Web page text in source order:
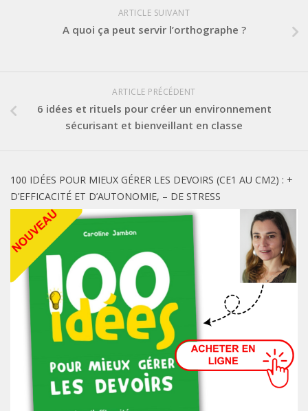
ARTICLE SUIVANT
A quoi ça peut servir l’orthographe ?
ARTICLE PRÉCÉDENT
6 idées et rituels pour créer un environnement
sécurisant et bienveillant en classe
100 IDÉES POUR MIEUX GÉRER LES DEVOIRS (CE1 AU CM2) : +
D’EFFICACITÉ ET D’AUTONOMIE, – DE STRESS